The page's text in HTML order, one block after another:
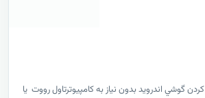
گوشي اندرويد بدون نياز به کامپيوترتاول رووت يا